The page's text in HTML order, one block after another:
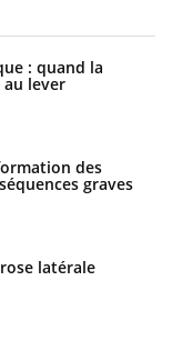
: quand la
lever
des
graves
latérale